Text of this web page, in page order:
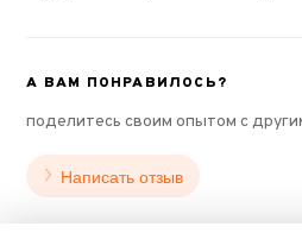
А ВАМ ПОНРАВИЛОСЬ?
поделитесь своим опытом с
Написать отзыв